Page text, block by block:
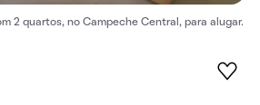
2 quartos, no Campeche Central, para alugar.